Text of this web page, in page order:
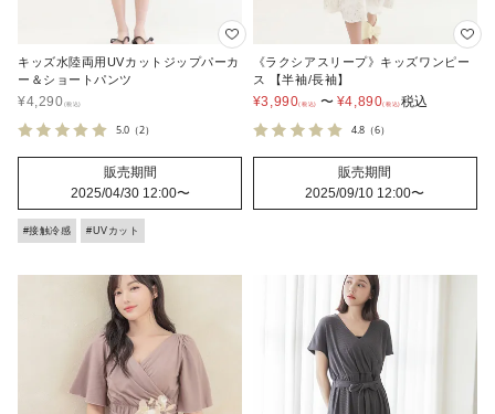
キッズ水陸両用UVカットジップパーカ
ー＆ショートパンツ
¥4,290
5.0 （2）
販売期間
2025/04/30 12:00〜
#接触冷感 #UVカット
《ラクシアスリープ》キッズワンピー
ス 【半袖/長袖】
¥3,990 〜 ¥4,890 税込
4.8（6）
販売期間
2025/09/10 12:00〜